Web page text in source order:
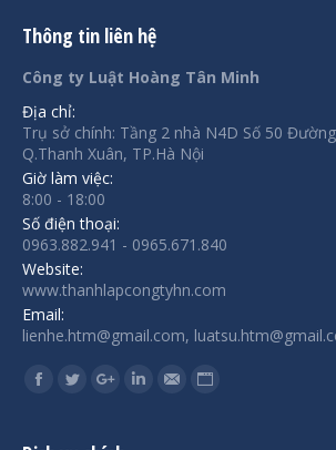
Thông tin liên hệ
Công ty Luật Hoàng Tân Minh
Địa chỉ:
Trụ sở chính: Tầng 2 nhà N4D Số 50
Q.Thanh Xuân, TP.Hà Nội
Giờ làm việc:
8:00 - 18:00
Số điện thoại:
0963.882.941 - 0965.671.840
Website:
www.thanhlapcongtyhn.com
Email:
lienhe.htm@gmail.com,
Find us on:
Facebook
Twitter MailWebsite